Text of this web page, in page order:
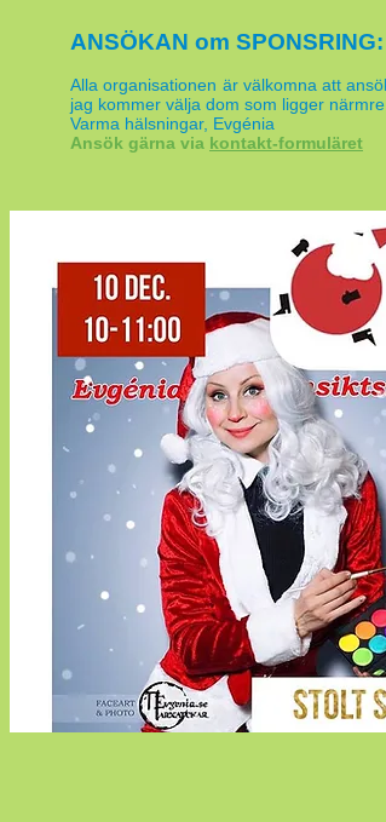
ANSÖKAN om SPONSRING:
Alla organisationen är välkomna att
jag kommer välja dom som ligger
Varma hälsningar, Evgénia
Ansök gärna via kontakt-formuläret